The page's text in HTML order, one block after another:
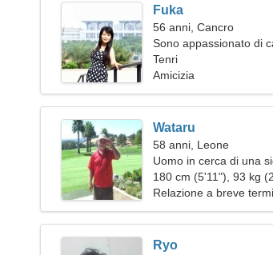
Fuka
56 anni, Cancro
Sono appassionato di
Tenri
Amicizia
Wataru
58 anni, Leone
Uomo in cerca di una
180 cm (5'11"), 93 kg
Relazione a breve
Ryo